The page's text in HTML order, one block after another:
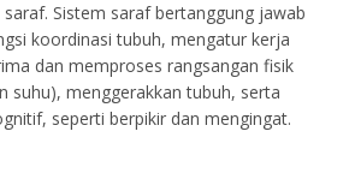
Sistem saraf bertanggung jawab
koordinasi tubuh, mengatur kerja
dan memproses rangsangan fisik
suhu), menggerakkan tubuh, serta
seperti berpikir dan mengingat.